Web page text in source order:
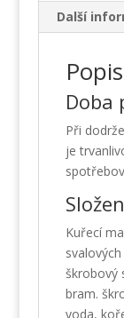
Další
Popis
Doba
Při
je
Kuřecí
škrobový
bram.
voda,